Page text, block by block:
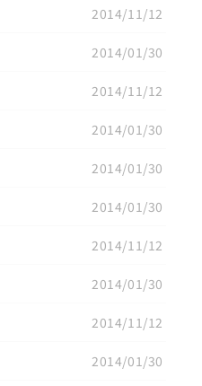
2014/11/12
2014/01/30
2014/11/12
2014/01/30
2014/01/30
2014/01/30
2014/11/12
2014/01/30
2014/11/12
2014/01/30
イルを一